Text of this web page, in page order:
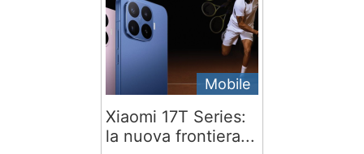
Mobile
Xiaomi 17T Series:
la nuova frontiera...